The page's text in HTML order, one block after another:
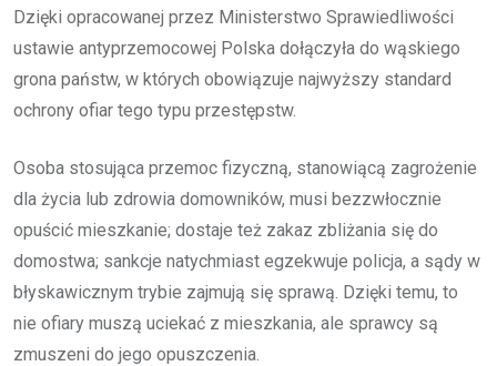
Dzięki opracowanej przez Ministerstwo Sprawiedliwości
ustawie antyprzemocowej Polska dołączyła do wąskiego
grona państw, w których obowiązuje najwyższy standard
ochrony ofiar tego typu przestępstw.
Osoba stosująca przemoc fizyczną, stanowiącą zagrożenie
dla życia lub zdrowia domowników, musi bezzwłocznie
opuścić mieszkanie; dostaje też zakaz zbliżania się do
domostwa; sankcje natychmiast egzekwuje policja, a sądy w
błyskawicznym trybie zajmują się sprawą. Dzięki temu, to
nie ofiary muszą uciekać z mieszkania, ale sprawcy są
zmuszeni do jego opuszczenia.